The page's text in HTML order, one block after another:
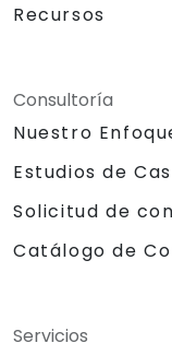
Recursos
Consultoría
Nuestro
Estudios de
Solicitud de
Catálogo de
Servicios